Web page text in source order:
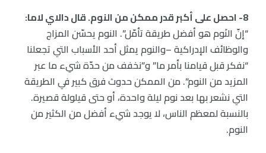
8- احصل على أكبر قدر ممكن من النوم. قال دالاي لاما:
“إنّ النَوم هو أفضل طريقة تأمّل”. النوم يحسّن المزاج
والوظائف الإدراكية –والنوم يمثل أحد الأسباب التي تجعلنا
“نفكر قبل قيامنا بأمر ما” و”نخفف من حدّة شيء ما عبر
المزيد من النوم”. من الممكن حدوث فرق كبير في الطريقة
التي نشعر بها بعد نوم ليلة واحدة، أو حتى قيلولة قصيرة.
بالنسبة لمعظم الناس، لا يوجد شيء أفضل من الكثير من
النوم.